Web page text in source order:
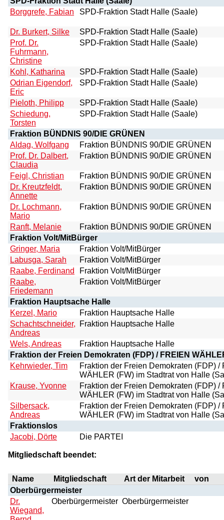
Borggrefe, Fabian
SPD-Fraktion Stadt Halle (Saale)
Dr. Burkert, Silke
SPD-Fraktion Stadt Halle (Saale)
Prof. Dr.
Fuhrmann,
Christine
SPD-Fraktion Stadt Halle (Saale)
Kohl, Katharina
SPD-Fraktion Stadt Halle (Saale)
Odrian Eigendorf,
Eric
SPD-Fraktion Stadt Halle (Saale)
Pieloth, Philipp
SPD-Fraktion Stadt Halle (Saale)
Schiedung,
Torsten
SPD-Fraktion Stadt Halle (Saale)
Fraktion BÜNDNIS 90/DIE GRÜNEN
Aldag, Wolfgang
Fraktion BÜNDNIS 90/DIE GRÜNEN
Prof. Dr. Dalbert,
Claudia
Fraktion BÜNDNIS 90/DIE GRÜNEN
Feigl, Christian
Fraktion BÜNDNIS 90/DIE GRÜNEN
Dr. Kreutzfeldt,
Annette
Fraktion BÜNDNIS 90/DIE GRÜNEN
Dr. Lochmann,
Mario
Fraktion BÜNDNIS 90/DIE GRÜNEN
Ranft, Melanie
Fraktion BÜNDNIS 90/DIE GRÜNEN
Fraktion Volt/MitBürger
Gringer, Maria
Fraktion Volt/MitBürger
Labusga, Sarah
Fraktion Volt/MitBürger
Raabe, Ferdinand
Fraktion Volt/MitBürger
Raabe,
Friedemann
Fraktion Volt/MitBürger
Fraktion Hauptsache Halle
Kerzel, Mario
Fraktion Hauptsache Halle
Schachtschneider,
Andreas
Fraktion Hauptsache Halle
Wels, Andreas
Fraktion Hauptsache Halle
Fraktion der Freien Demokraten (FDP) / FREIEN
Kehrwieder, Tim
Fraktion der Freien Demokraten (FDP) /
WÄHLER (FW) im Stadtrat von Halle
Krause, Yvonne
Fraktion der Freien Demokraten (FDP) /
WÄHLER (FW) im Stadtrat von Halle
Silbersack,
Andreas
Fraktion der Freien Demokraten (FDP) /
WÄHLER (FW) im Stadtrat von Halle
Fraktionslos
Jacobi, Dörte
Die PARTEI
Mitgliedschaft beendet:
Name Mitgliedschaft Art der Mitarbeit
von
Oberbürgermeister
Dr.
Wiegand,
Oberbürgermeister Oberbürgermeister